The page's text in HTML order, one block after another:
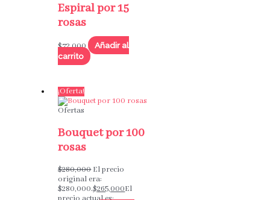
Espiral por 15
rosas
$72,000
Añadir al
carrito
¡Oferta!
Ofertas
Bouquet por 100
rosas
$280,000 El precio
original era:
$280,000.$265,000El